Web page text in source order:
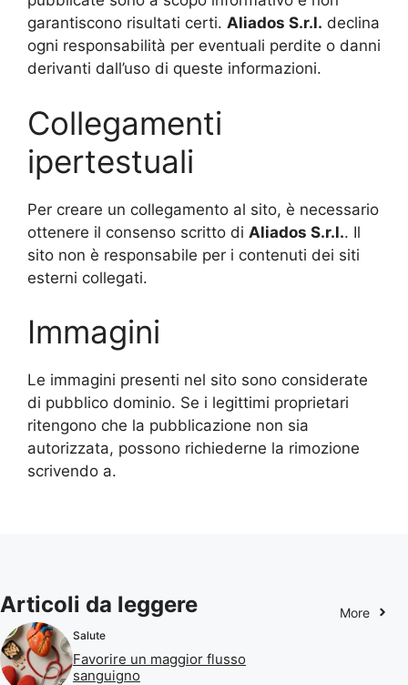
garantiscono risultati certi. Aliados S.r.l. declina
ogni responsabilità per eventuali perdite o danni
derivanti dall’uso di queste informazioni.
Collegamenti
ipertestuali
Per creare un collegamento al sito, è necessario
ottenere il consenso scritto di Aliados S.r.l.. Il
sito non è responsabile per i contenuti dei siti
esterni collegati.
Immagini
Le immagini presenti nel sito sono considerate
di pubblico dominio. Se i legittimi proprietari
ritengono che la pubblicazione non sia
autorizzata, possono richiederne la rimozione
scrivendo a.
Articoli da leggere More
Salute
Favorire un maggior flusso
sanguigno